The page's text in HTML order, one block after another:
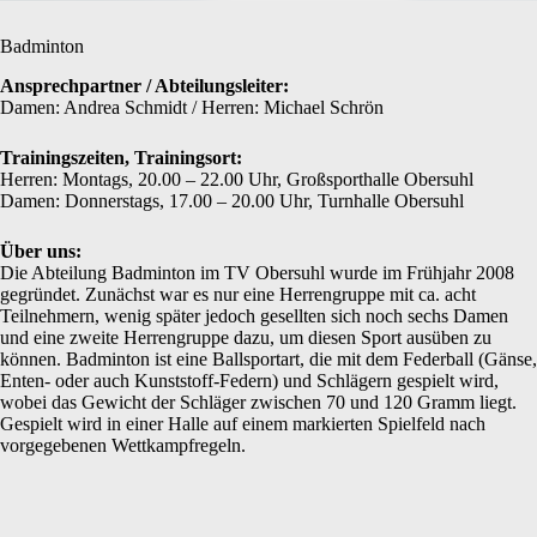
Badminton
Ansprechpartner / Abteilungsleiter:
Damen: Andrea Schmidt / Herren: Michael Schrön
Trainingszeiten, Trainingsort:
Herren: Montags, 20.00 – 22.00 Uhr, Großsporthalle Obersuhl
Damen: Donnerstags, 17.00 – 20.00 Uhr, Turnhalle Obersuhl
Über uns:
Die Abteilung Badminton im TV Obersuhl wurde im Frühjahr 2008
gegründet. Zunächst war es nur eine Herrengruppe mit ca. acht
Teilnehmern, wenig später jedoch gesellten sich noch sechs Damen
und eine zweite Herrengruppe dazu, um diesen Sport ausüben zu
können. Badminton ist eine Ballsportart, die mit dem Federball (Gänse,
Enten- oder auch Kunststoff-Federn) und Schlägern gespielt wird,
wobei das Gewicht der Schläger zwischen 70 und 120 Gramm liegt.
Gespielt wird in einer Halle auf einem markierten Spielfeld nach
vorgegebenen Wettkampfregeln.